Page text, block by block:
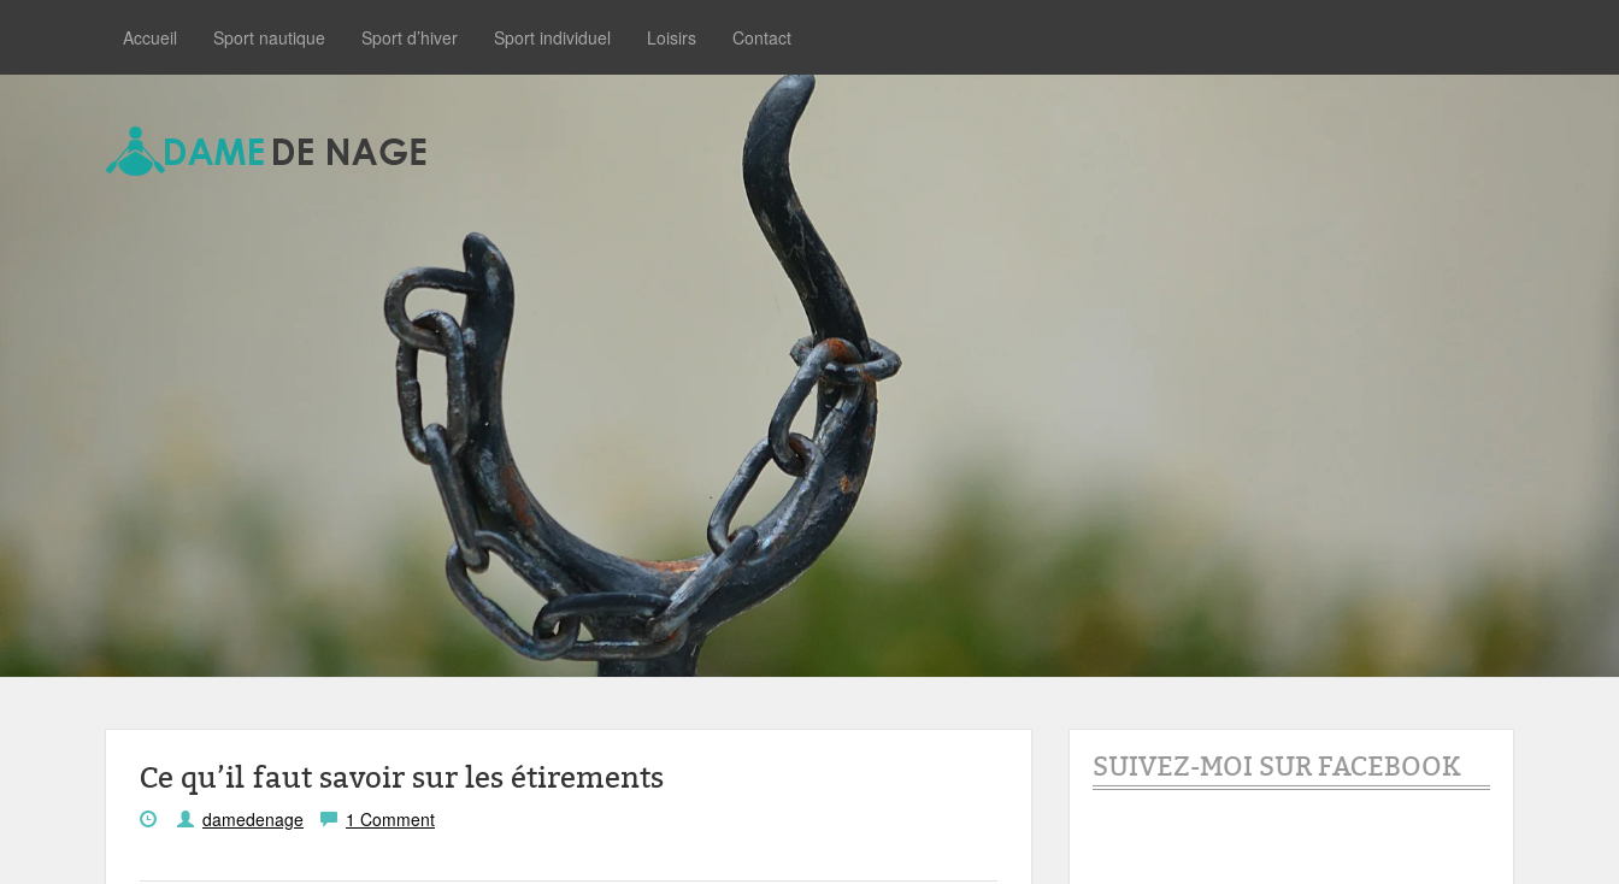
Accueil Sport nautique Sport d’hiver Sport individuel Loisirs Contact
Ce qu’il faut savoir sur les étirements
damedenage 1 Comment
SUIVEZ-MOI SUR FACEBOOK